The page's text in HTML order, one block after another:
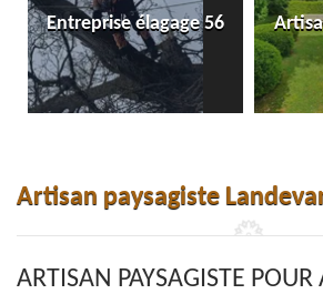
Entreprise élagage 56
Artisan paysagiste
ARTISAN PAYSAGISTE POUR